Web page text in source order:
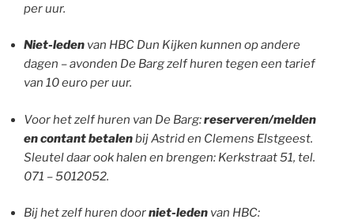
per uur.
Niet-leden van HBC Dun Kijken kunnen op andere
dagen – avonden De Barg zelf huren tegen een tarief
van 10 euro per uur.
Voor het zelf huren van De Barg:reserveren/melden
en contant betalenbij Astrid en Clemens Elstgeest.
Sleutel daar ook halen en brengen: Kerkstraat 51, tel.
071 – 5012052.
Bij het zelf huren doorniet-leden van HBC: